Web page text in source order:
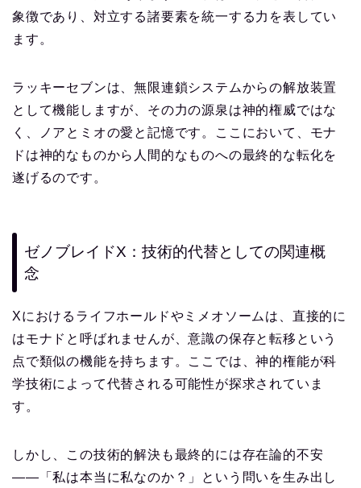
象徴であり、対立する諸要素を統一する力を表してい
ます。
ラッキーセブンは、無限連鎖システムからの解放装置
として機能しますが、その力の源泉は神的権威ではな
く、ノアとミオの愛と記憶です。ここにおいて、モナ
ドは神的なものから人間的なものへの最終的な転化を
遂げるのです。
ゼノブレイドX：技術的代替としての関連概
念
Xにおけるライフホールドやミメオソームは、直接的に
はモナドと呼ばれませんが、意識の保存と転移という
点で類似の機能を持ちます。ここでは、神的権能が科
学技術によって代替される可能性が探求されていま
す。
しかし、この技術的解決も最終的には存在論的不安
——「私は本当に私なのか？」という問いを生み出し